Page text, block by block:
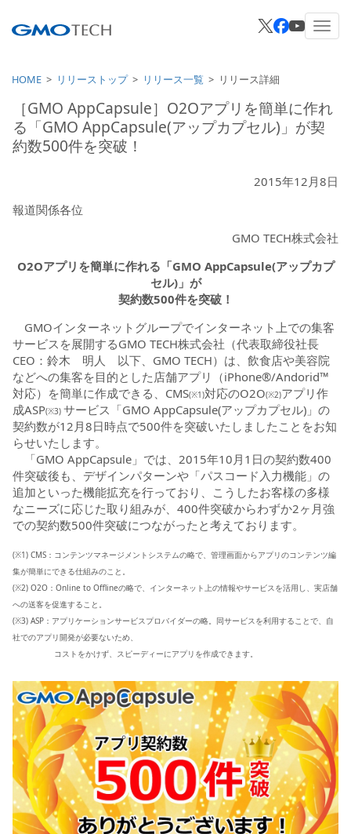
HOME リリーストップ リリース一覧 リリース詳細
［GMO AppCapsule］O2Oアプリを簡単に作れ
る「GMO AppCapsule(アップカプセル)」が契
約数500件を突破！
2015年12月8日
報道関係各位
GMO TECH株式会社
O2Oアプリを簡単に作れる「GMO AppCapsule(アップカプ
セル)」が
契約数500件を突破！
GMOインターネットグループでインターネット上での集客
サービスを展開するGMO TECH株式会社（代表取締役社長
CEO：鈴木 明人 以下、GMO TECH）は、飲食店や美容院
などへの集客を目的とした店舗アプリ（iPhone®/Andorid™
対応）を簡単に作成できる、CMS(※1)対応のO2O(※2)アプリ作
成ASP(※3) サービス「GMO AppCapsule(アップカプセル)」の
契約数が12月8日時点で500件を突破いたしましたことをお知
らせいたします。
「GMO AppCapsule」では、2015年10月1日の契約数400
件突破後も、デザインパターンや「パスコード入力機能」の
追加といった機能拡充を行っており、こうしたお客様の多様
なニーズに応じた取り組みが、400件突破からわずか2ヶ月強
での契約数500件突破につながったと考えております。
(※1) CMS：コンテンツマネージメントシステムの略で、管理画面からアプリのコンテンツ編
集が簡単にできる仕組みのこと。
(※2) O2O：Online to Offlineの略で、インターネット上の情報やサービスを活用し、実店舗
への送客を促進すること。
(※3) ASP：アプリケーションサービスプロバイダーの略。同サービスを利用することで、自
社でのアプリ開発が必要ないため、
コストをかけず、スピーディーにアプリを作成できます。